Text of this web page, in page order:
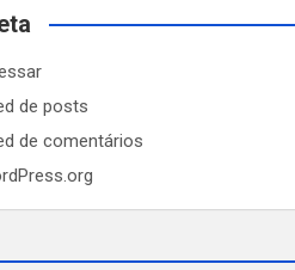
de posts
de comentários